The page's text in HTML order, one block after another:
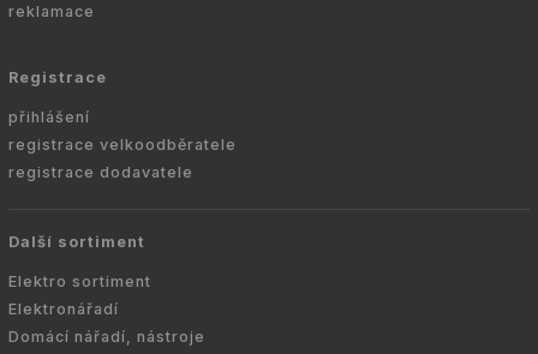
reklamace
Registrace
přihlášení
registrace velkoodběratele
registrace dodavatele
Další sortiment
Elektro sortiment
Elektronářadí
Domácí nářadí, nástroje